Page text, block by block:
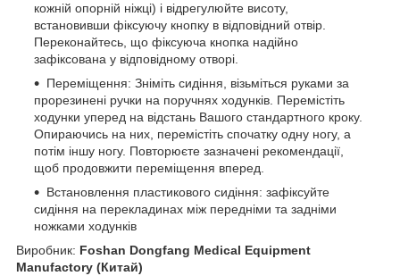
кожній опорній ніжці) і відрегулюйте висоту,
встановивши фіксуючу кнопку в відповідний отвір.
Переконайтесь, що фіксуюча кнопка надійно
зафіксована у відповідному отворі.
Переміщення: Зніміть сидіння, візьміться руками за
прорезинені ручки на поручнях ходунків. Перемістіть
ходунки уперед на відстань Вашого стандартного кроку.
Опираючись на них, перемістіть спочатку одну ногу, а
потім іншу ногу. Повторюєте зазначені рекомендації,
щоб продовжити переміщення вперед.
Встановлення пластикового сидіння: зафіксуйте
сидіння на перекладинах між передніми та задніми
ножками ходунків
Виробник: Foshan Dongfang Medical Equipment
Manufactory (Китай)